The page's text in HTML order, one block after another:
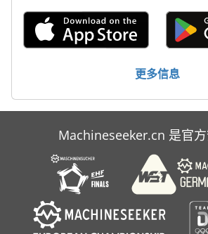
更多信息
Machineseeker.cn 是官方